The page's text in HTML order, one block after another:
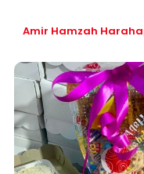
Amir Hamzah